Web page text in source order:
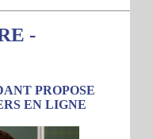
-
PROPOSE
EN LIGNE